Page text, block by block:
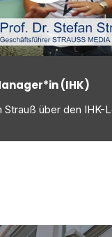
(IHK)
Strauß über den IHK-